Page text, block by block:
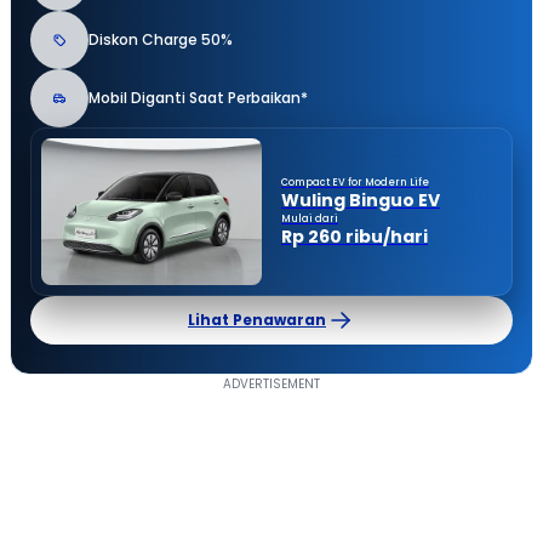
Diskon Charge 50%
Mobil Diganti Saat Perbaikan*
Compact EV for Modern Life
Wuling Binguo EV
Mulai dari
Rp 260 ribu/hari
Lihat Penawaran